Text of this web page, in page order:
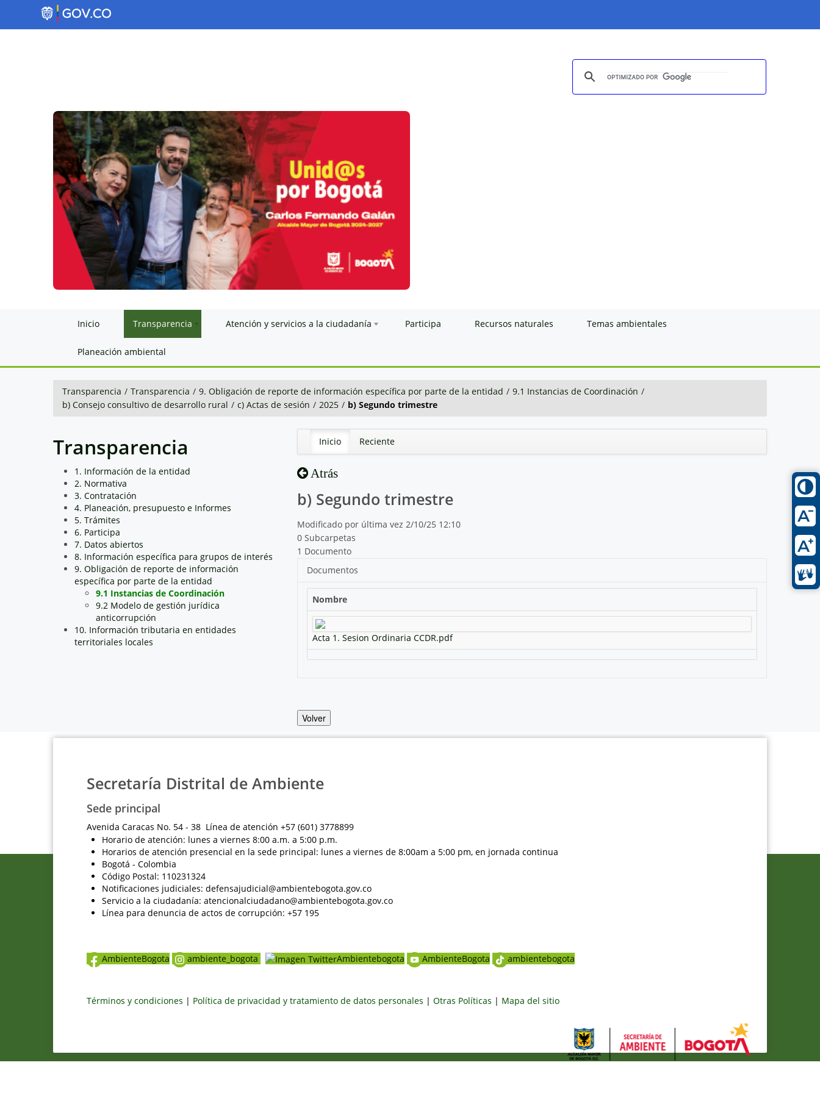
Inicio Transparencia Atención y servicios a la ciudadanía Participa Recursos naturales Temas ambientales
Planeación ambiental
Transparencia / Transparencia / 9. Obligación de reporte de información específica por parte de la entidad / 9.1 Instancias de Coordinación /
b) Consejo consultivo de desarrollo rural / c) Actas de sesión / 2025 / b) Segundo trimestre
Transparencia
1. Información de la entidad
2. Normativa
3. Contratación
4. Planeación, presupuesto e Informes
5. Trámites
6. Participa
7. Datos abiertos
8. Información específica para grupos de interés
9. Obligación de reporte de información
específica por parte de la entidad
9.1 Instancias de Coordinación
9.2 Modelo de gestión jurídica
anticorrupción
10. Información tributaria en entidades
territoriales locales
Inicio Reciente
Atrás
b) Segundo trimestre
Modificado por última vez 2/10/25 12:10
0 Subcarpetas
1 Documento
Documentos
Nombre
Acta 1. Sesion Ordinaria CCDR.pdf
Volver
Secretaría Distrital de Ambiente
Sede principal
Avenida Caracas No. 54 - 38 Línea de atención +57 (601) 3778899
Horario de atención: lunes a viernes 8:00 a.m. a 5:00 p.m.
Horarios de atención presencial en la sede principal: lunes a viernes de 8:00am a 5:00 pm, en jornada continua
Bogotá - Colombia
Código Postal: 110231324
Notificaciones judiciales: defensajudicial@ambientebogota.gov.co
Servicio a la ciudadanía: atencionalciudadano@ambientebogota.gov.co
Línea para denuncia de actos de corrupción: +57 195
AmbienteBogota ambiente_bogota Ambientebogota AmbienteBogota ambientebogota
Términos y condiciones | Política de privacidad y tratamiento de datos personales | Otras Políticas | Mapa del sitio